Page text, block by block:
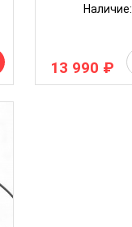
Наличие:
13 990 ₽